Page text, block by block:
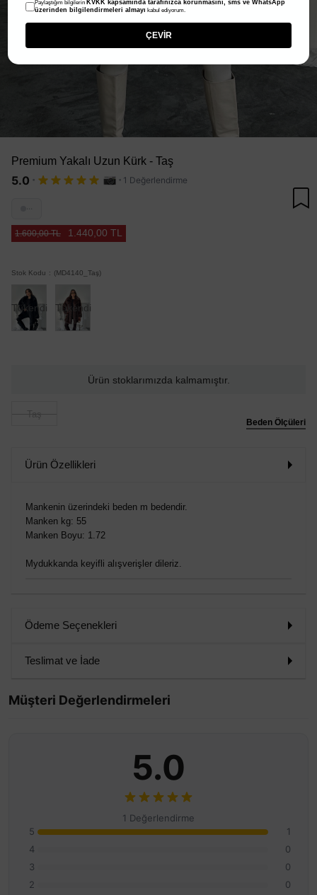
Premium Yakalı Uzun Kürk - Taş
5.0 · · 1 Değerlendirme
1.600,00 TL 1.440,00 TL
Stok Kodu (MD4140_Taş)
Tükendi Tükendi
Ürün stoklarımızda kalmamıştır.
Beden Ölçüleri
Ürün Özellikleri
Mankenin üzerindeki beden m bedendir.
Manken kg: 55
Manken Boyu: 1.72
Mydukkanda keyifli alışverişler dileriz.
Ödeme Seçenekleri
Teslimat ve İade
Müşteri Değerlendirmeleri
5.0
1 Değerlendirme
5
1
4
0
3
0
2
0
Paylaştığım bilgilerin KVKK kapsamında tarafınızca korunmasını, sms ve WhatsApp
üzerinden bilgilendirmeleri almayı kabul ediyorum.
ÇEVİR